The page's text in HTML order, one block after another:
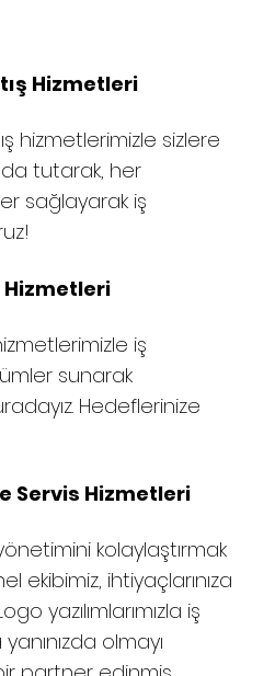
Hizmetleri
hizmetlerimizle sizlere
tutarak, her
sağlayarak iş
Hizmetleri
iş
sunarak
Hedeflerinize
Servis Hizmetleri
kolaylaştırmak
ekibimiz, ihtiyaçlarınıza
yazılımlarımızla iş
olmayı